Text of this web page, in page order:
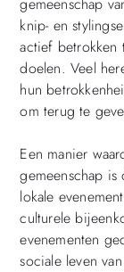
knip- en
actief betrokken
doelen. Veel
hun
om terug te
Een manier
gemeenschap
lokale
culturele
evenementen
sociale leven